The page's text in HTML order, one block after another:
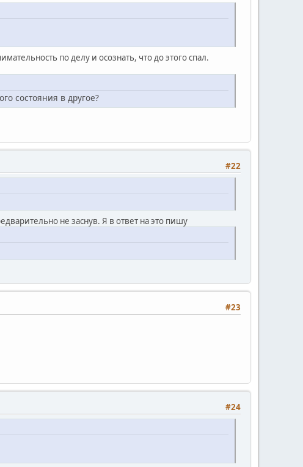
по делу и осознать, что до этого спал.
состояния в другое?
#22
не заснув. Я в ответ на это пишу
#23
#24